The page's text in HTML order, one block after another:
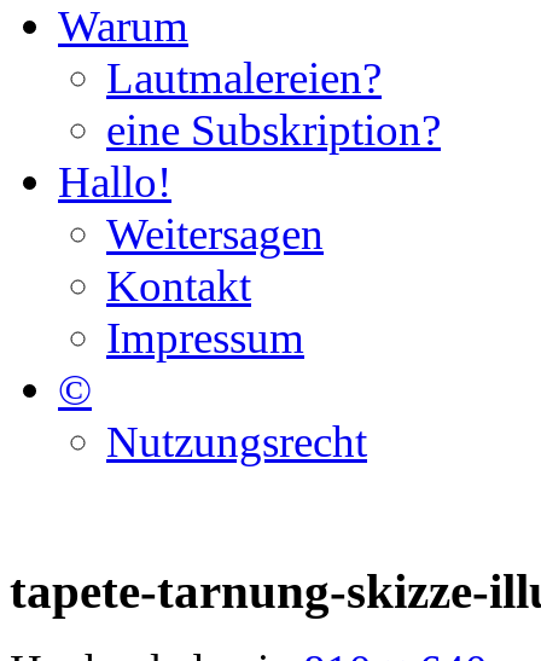
Warum
Lautmalereien?
eine Subskription?
Hallo!
Weitersagen
Kontakt
Impressum
©
Nutzungsrecht
tapete-tarnung-skizze-